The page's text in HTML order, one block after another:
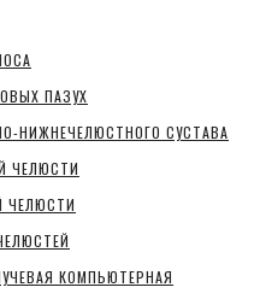
ПАЗУХ
НИЖНЕЧЕЛЮСТНОГО СУСТАВА
ЧЕЛЮСТИ
ЧЕЛЮСТИ
КОМПЬЮТЕРНАЯ